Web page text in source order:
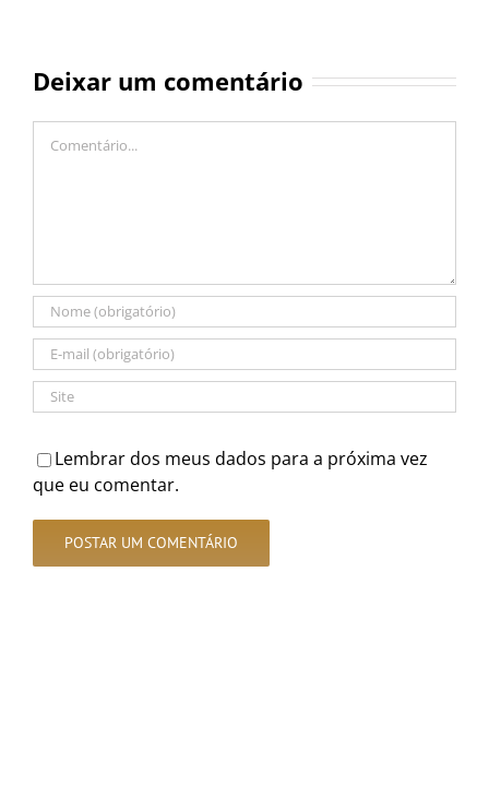
Deixar um comentário
Lembrar dos meus dados para a próxima vez
que eu comentar.